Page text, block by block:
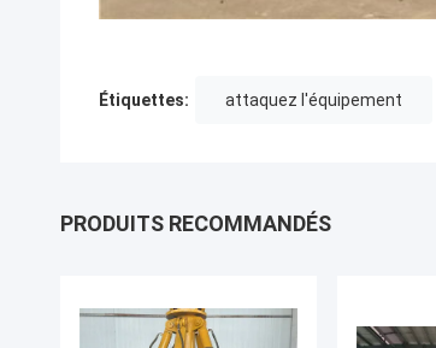
Étiquettes: attaquez l'équipement
PRODUITS RECOMMANDÉS